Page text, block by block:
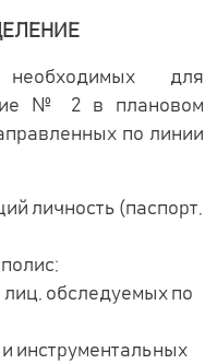
для
№ 2 в плановом
по линии
личность (паспорт,
обследуемых по
инструментальных